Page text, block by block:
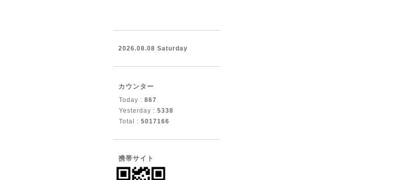
2026.08.08 Saturday
カウンター
Today : 867
Yesterday : 5338
Total : 5017166
携帯サイト